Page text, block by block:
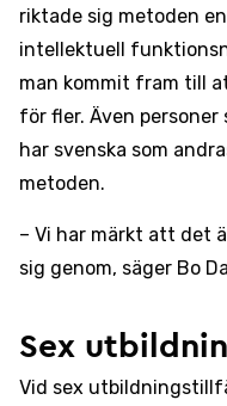
riktade sig metoden
intellektuell
man kommit fram till
för fler. Även
har svenska som
metoden.
– Vi har märkt att det
sig genom, säger Bo
Sex
Vid sex